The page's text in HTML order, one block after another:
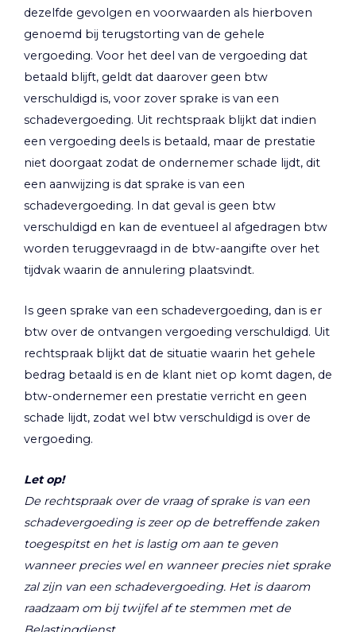
dezelfde gevolgen en voorwaarden als hierboven
genoemd bij terugstorting van de gehele
vergoeding. Voor het deel van de vergoeding dat
betaald blijft, geldt dat daarover geen btw
verschuldigd is, voor zover sprake is van een
schadevergoeding. Uit rechtspraak blijkt dat indien
een vergoeding deels is betaald, maar de prestatie
niet doorgaat zodat de ondernemer schade lijdt, dit
een aanwijzing is dat sprake is van een
schadevergoeding. In dat geval is geen btw
verschuldigd en kan de eventueel al afgedragen btw
worden teruggevraagd in de btw-aangifte over het
tijdvak waarin de annulering plaatsvindt.
Is geen sprake van een schadevergoeding, dan is er
btw over de ontvangen vergoeding verschuldigd. Uit
rechtspraak blijkt dat de situatie waarin het gehele
bedrag betaald is en de klant niet op komt dagen, de
btw-ondernemer een prestatie verricht en geen
schade lijdt, zodat wel btw verschuldigd is over de
vergoeding.
Let op!
De rechtspraak over de vraag of sprake is van een
schadevergoeding is zeer op de betreffende zaken
toegespitst en het is lastig om aan te geven
wanneer precies wel en wanneer precies niet sprake
zal zijn van een schadevergoeding. Het is daarom
raadzaam om bij twijfel af te stemmen met de